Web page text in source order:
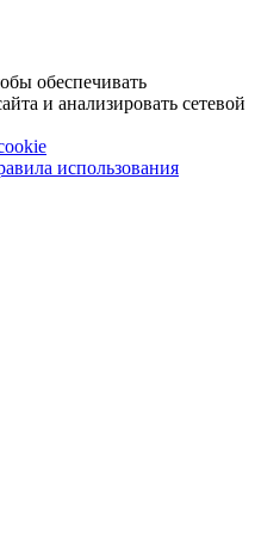
обеспечивать
и анализировать сетевой
использования